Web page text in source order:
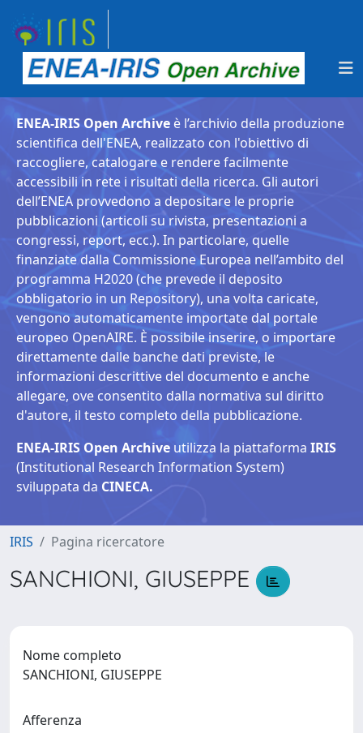
ENEA-IRIS Open Archive è l’archivio della produzione
scientifica dell'ENEA, realizzato con l'obiettivo di
raccogliere, catalogare e rendere facilmente
accessibili in rete i risultati della ricerca. Gli autori
dell’ENEA provvedono a depositare le proprie
pubblicazioni (articoli su rivista, presentazioni a
congressi, report, ecc.). In particolare, quelle
finanziate dalla Commissione Europea nell’ambito del
programma H2020 (che prevede il deposito
obbligatorio in un Repository), una volta caricate,
vengono automaticamente importate dal portale
europeo OpenAIRE. È possibile inserire, o importare
direttamente dalle banche dati previste, le
informazioni descrittive del documento e anche
allegare, ove consentito dalla normativa sul diritto
d'autore, il testo completo della pubblicazione.
ENEA-IRIS Open Archive utilizza la piattaforma IRIS
(Institutional Research Information System)
sviluppata da CINECA.
IRIS Pagina ricercatore
SANCHIONI, GIUSEPPE
Nome completo
SANCHIONI, GIUSEPPE
Afferenza